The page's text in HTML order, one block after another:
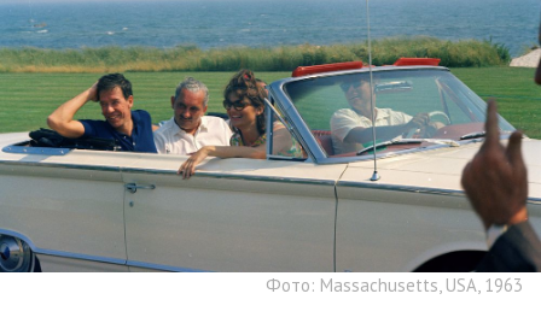
Фото: Massachusetts, USA, 1963